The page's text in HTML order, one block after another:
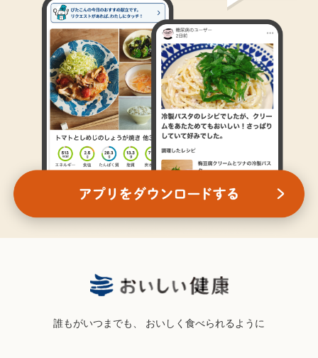
誰もがいつまでも、 おいしく食べられるように